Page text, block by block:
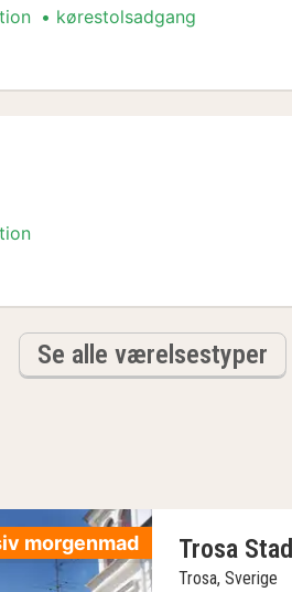
kørestolsadgang
Se alle værelsestyper
morgenmad Trosa
Trosa, Sverige